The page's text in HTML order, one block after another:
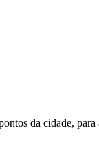
da cidade,